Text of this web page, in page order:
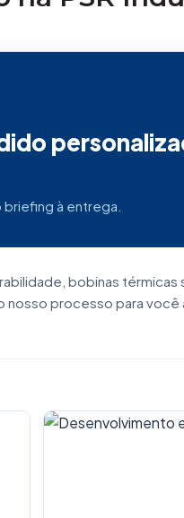
à entrega.
bobinas térmicas
nosso processo para você